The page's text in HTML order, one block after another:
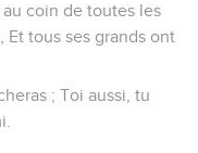
coin de toutes les
Et tous ses grands ont
; Toi aussi, tu